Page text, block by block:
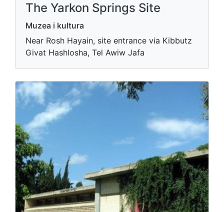
The Yarkon Springs Site
Muzea i kultura
Near Rosh Hayain, site entrance via Kibbutz
Givat Hashlosha, Tel Awiw Jafa